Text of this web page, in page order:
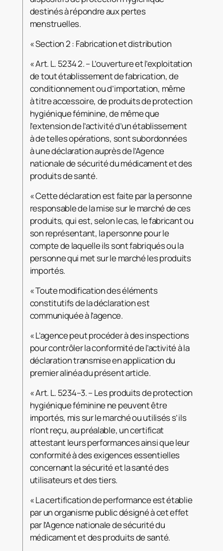
destinés à répondre aux pertes
menstruelles.
« Section 2 : Fabrication et distribution
« Art. L. 5234 2. – L’ouverture et l’exploitation
de tout établissement de fabrication, de
conditionnement ou d’importation, même
à titre accessoire, de produits de protection
hygiénique féminine, de même que
l’extension de l’activité d’un établissement
à de telles opérations, sont subordonnées
à une déclaration auprès de l’Agence
nationale de sécurité du médicament et des
produits de santé.
« Cette déclaration est faite par la personne
responsable de la mise sur le marché de ces
produits, qui est, selon le cas, le fabricant ou
son représentant, la personne pour le
compte de laquelle ils sont fabriqués ou la
personne qui met sur le marché les produits
importés.
« Toute modification des éléments
constitutifs de la déclaration est
communiquée à l’agence.
« L’agence peut procéder à des inspections
pour contrôler la conformité de l’activité à la
déclaration transmise en application du
premier alinéa du présent article.
« Art. L. 5234–3. – Les produits de protection
hygiénique féminine ne peuvent être
importés, mis sur le marché ou utilisés s’ils
n’ont reçu, au préalable, un certificat
attestant leurs performances ainsi que leur
conformité à des exigences essentielles
concernant la sécurité et la santé des
utilisateurs et des tiers.
« La certification de performance est établie
par un organisme public désigné à cet effet
par l’Agence nationale de sécurité du
médicament et des produits de santé.